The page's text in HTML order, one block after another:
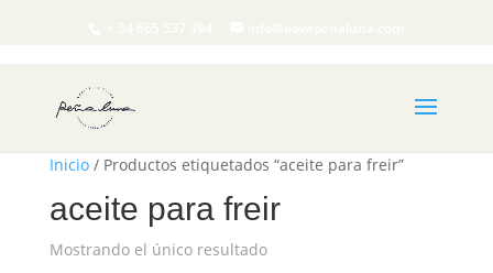
Inicio/ Productos etiquetados “aceite para freir”
aceite para freir
Mostrando el único resultado